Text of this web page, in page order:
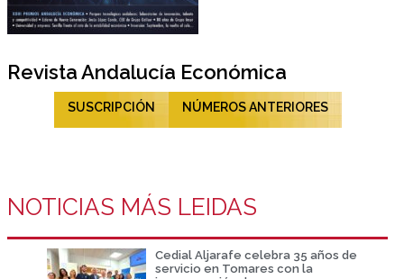
Revista Andalucía Económica
SUSCRIPCIÓN NÚMEROS ANTERIORES
NOTICIAS MÁS LEIDAS
Cedial Aljarafe celebra 35 años de
servicio en Tomares con la